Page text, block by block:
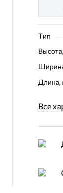
Тип
Длина,
Все